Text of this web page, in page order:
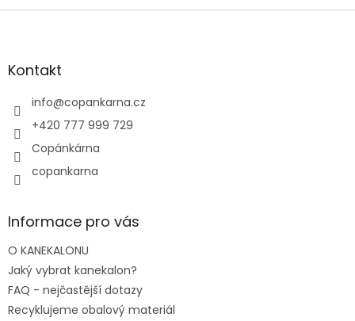
Z
aKontakt
info@copankarna.cz
+420 777 999 729
Copánkárna
copankarna
Informace pro vás
O KANEKALONU
Jaký vybrat kanekalon?
FAQ - nejčastější dotazy
Recyklujeme obalový materiál